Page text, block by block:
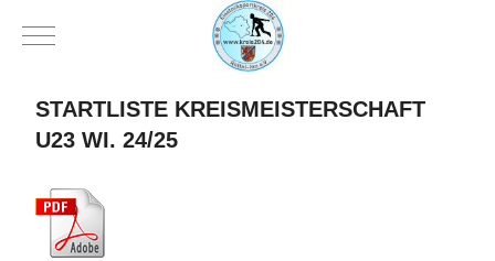
Mobile Menu Toggle
STARTLISTE KREISMEISTERSCHAFT
U23 WI. 24/25